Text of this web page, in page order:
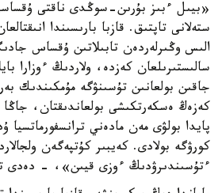
«بيىل ءبىز بۇرىن-سوڭدى ناقتى
ستەلانى تاپتىق. قازبا بارىسىندا
الىس وڭىرلەردەن تابىلاتىن ۇقساس
سالىستىرىلعان كەزدە، ولاردىڭ ءوزارا
جاقىن بولعانىن تۇسىنۋگە مۇمكىندىك
كەزەڭ ەسكەرتكىشى بولعاندىقتان،
پايدا بولۋى مەن مادەني ترانسفورماتسيا
كورۋگە بولادى. كەيبىر كۇتپەگەن
ءتۇسىندىرۋدىڭ ءوزى قيىن»، - دەدى